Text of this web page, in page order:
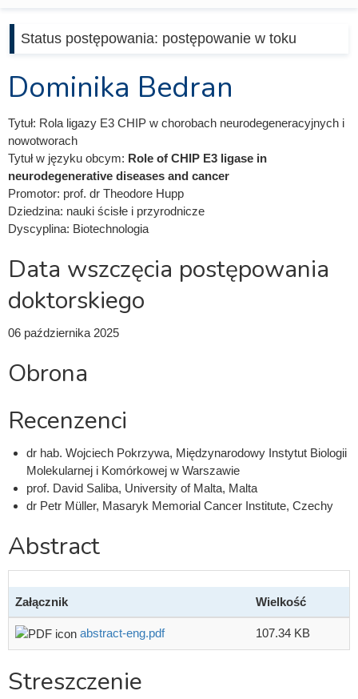
Status postępowania: postępowanie w toku
Dominika Bedran
Tytuł: Rola ligazy E3 CHIP w chorobach neurodegeneracyjnych i
nowotworach
Tytuł w języku obcym: Role of CHIP E3 ligase in
neurodegenerative diseases and cancer
Promotor: prof. dr Theodore Hupp
Dziedzina: nauki ścisłe i przyrodnicze
Dyscyplina: Biotechnologia
Data wszczęcia postępowania
doktorskiego
06 października 2025
Obrona
Recenzenci
dr hab. Wojciech Pokrzywa, Międzynarodowy Instytut Biologii
Molekularnej i Komórkowej w Warszawie
prof. David Saliba, University of Malta, Malta
dr Petr Müller, Masaryk Memorial Cancer Institute, Czechy
Abstract
Załącznik Wielkość
abstract-eng.pdf 107.34 KB
Streszczenie